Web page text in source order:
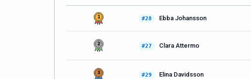
#28 Ebba Johansson
#27 Clara Attermo
#29 Elina Davidsson